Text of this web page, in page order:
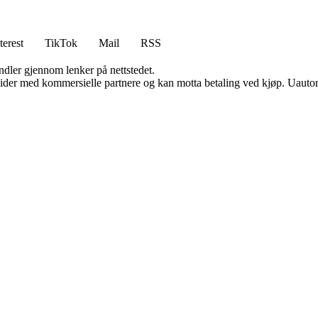
TikTok Mail RSS
gjennom lenker på nettstedet.
med kommersielle partnere og kan motta betaling ved kjøp.